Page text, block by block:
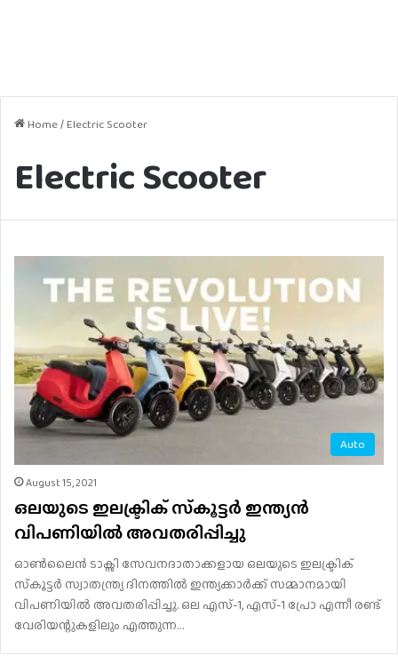
Home/Electric Scooter
Electric Scooter
Auto
August 15, 2021
ഒലയുടെ ഇലക്ട്രിക് സ്‌കൂട്ടര്‍ ഇന്ത്യൻ
വിപണിയില്‍ അവതരിപ്പിച്ചു
ഓൺലൈൻ ടാക്സി സേവനദാതാക്കളായ ഒലയുടെ ഇലക്ട്രിക്
സ്‌കൂട്ടര്‍ സ്വാതന്ത്ര്യ ദിനത്തിൽ ഇന്ത്യക്കാർക്ക് സമ്മാനമായി
വിപണിയില്‍ അവതരിപ്പിച്ചു. ഒല എസ്-1, എസ്-1 പ്രോ എന്നീ രണ്ട്
വേരിയന്റുകളിലും എത്തുന്ന…